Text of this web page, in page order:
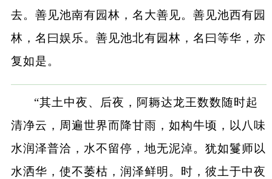
去。善见池南有园林，名大善见。善见池西有园
林，名曰娱乐。善见池北有园林，名曰等华，亦
复如是。
“其土中夜、后夜，阿耨达龙王数数随时起
清净云，周遍世界而降甘雨，如构牛顷，以八味
水润泽普洽，水不留停，地无泥淖。犹如鬘师以
水洒华，使不萎枯，润泽鲜明。时，彼土于中夜